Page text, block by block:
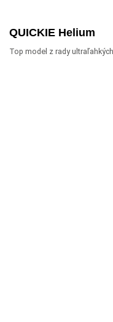
QUICKIE Helium
Top model z rady